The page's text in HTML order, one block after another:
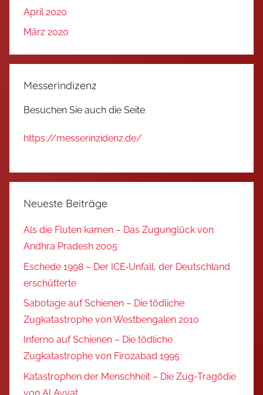
April 2020
März 2020
Messerindizenz
Besuchen Sie auch die Seite
https://messerinzidenz.de/
Neueste Beiträge
Als die Fluten kamen – Das Zugunglück von
Andhra Pradesh 2005
Eschede 1998 – Der ICE‑Unfall, der Deutschland
erschütterte
Sabotage auf Schienen – Die tödliche
Zugkatastrophe von Westbengalen 2010
Inferno auf Schienen – Die tödliche
Zugkatastrophe von Firozabad 1995
Katastrophen der Menschheit – Die Zug-Tragödie